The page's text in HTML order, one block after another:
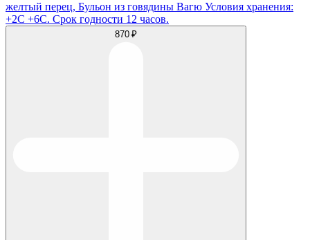
желтый перец, Бульон из говядины Вагю Условия хранения:
+2С +6С. Срок годности 12 часов.
870 ₽